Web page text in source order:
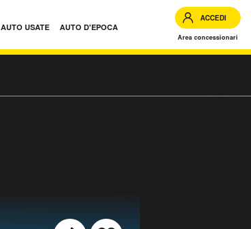
AUTO USATE AUTO D'EPOCA
ACCEDI
Area concessionari